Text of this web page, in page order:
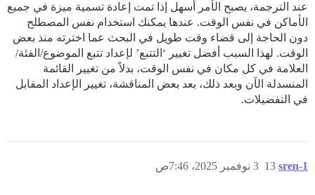
عند الترجمة، يصبح الأمر أسهل إذا تمت إعادة تسمية ميزة في جميع
الأماكن في نفس الوقت. عندها يمكنك استخدام نفس المصطلح
دون الحاجة إلى قضاء وقت طويل في البحث عما اخترته منذ بعض
الوقت. لهذا السبب أفضل تغيير ‘التتبع’ لإعداد تتبع الموضوع/الفئة/
العلامة في كل مكان في نفس الوقت، بدلاً من تغيير القائمة
المنسدلة الآن وبعد ذلك، بعد بعض المناقشة، تغيير الإعداد المقابل
في التفضيلات.
sren-1 3 نوفمبر 2025، 7:46ص 13